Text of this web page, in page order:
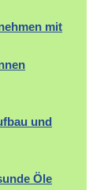
mit
und
Öle